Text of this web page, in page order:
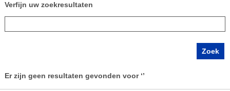
Verfijn uw zoekresultaten
Er zijn geen resultaten gevonden voor ‘’